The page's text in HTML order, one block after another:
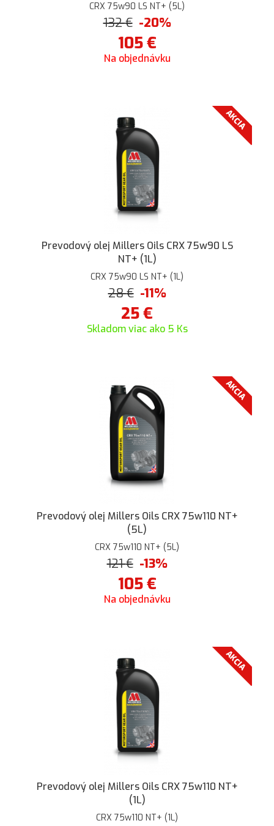
CRX 75w90 LS NT+ (5L)
132€ -20%
105€
Na objednávku
AKCIA
Prevodový olej Millers Oils CRX 75w90 LS
NT+ (1L)
CRX 75w90 LS NT+ (1L)
28€ -11%
25€
Skladom viac ako 5 Ks
AKCIA
Prevodový olej Millers Oils CRX 75w110 NT+
(5L)
CRX 75w110 NT+ (5L)
121€ -13%
105€
Na objednávku
AKCIA
Prevodový olej Millers Oils CRX 75w110 NT+
(1L)
CRX 75w110 NT+ (1L)